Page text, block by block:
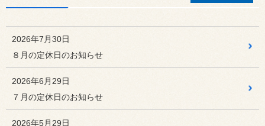
こんにちはコクピット107スギムラです。
みなさんこんにちは！ 佐々木です！
2026年6月26日
TOYOTA GRヤリスMC後
2026年7月30日
８月の定休日のお知らせ
2026年6月29日
７月の定休日のお知らせ
2026年5月29日